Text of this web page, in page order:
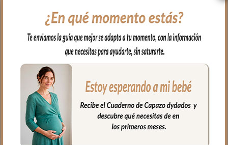
tipo de capazos.
plumeti blanco.
*Exterior del saco en tejido piqué Puzzle.
*Saco cruzado.
*Relleno tacto pluma.
*Botones para cierre lateral.
*Cierre inferior con cremalleras.